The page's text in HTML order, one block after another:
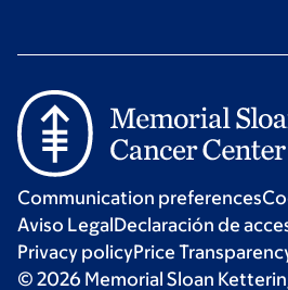
Communication preferences
Aviso LegalDeclaración de
Privacy policyPrice
© 2026 Memorial Sloan